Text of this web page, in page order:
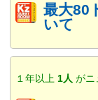
最大80
いて
１年以上 1人 がニ